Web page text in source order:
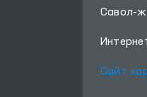
Савол-
Сайт